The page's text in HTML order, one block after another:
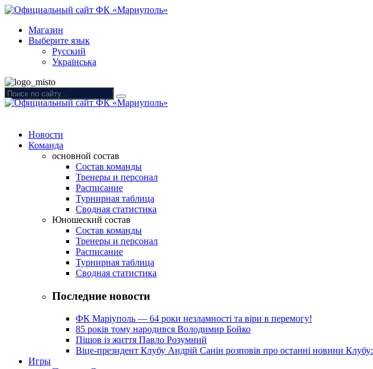
Магазин
Выберите язык
Русский
Українська
Новости
Команда
основной состав
Состав команды
Тренеры и персонал
Расписание
Турнирная таблица
Сводная статистика
Юношеский состав
Состав команды
Тренеры и персонал
Расписание
Турнирная таблица
Сводная статистика
Последние новости
ФК Маріуполь — 64 роки незламності та віри в перемогу!
85 років тому народився Володимир Бойко
Пішов із життя Павло Розумний
Віце-президент Клубу Андрій Санін розповів про останні новини Клубу:
Игры